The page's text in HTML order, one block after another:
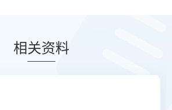
相关资料